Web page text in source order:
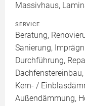
Massivhaus,
SERVICE
Beratung,
Sanierung,
Durchführung,
Kern- /
Außendämmung,